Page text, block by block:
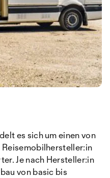
es sich um einen von
Je nach Hersteller:in
von basic bis